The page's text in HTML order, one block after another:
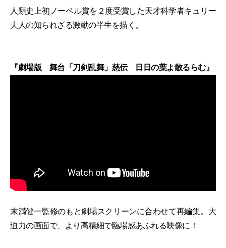
人類史上初ノーベル賞を２度受賞した天才科学者キュリー
夫人の知られざる激動の半生を描く。
『劇場版 舞台「刀剣乱舞」慈伝 日日の葉よ散るらむ』
末満健一監修のもと劇場スクリーンに合わせて再編集。大
迫力の画面で、より高精細で臨場感あふれる映像に！